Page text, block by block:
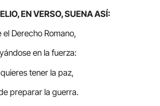
EN VERSO, SUENA ASÍ:
el Derecho Romano,
en la fuerza:
quieres tener la paz,
preparar la guerra.